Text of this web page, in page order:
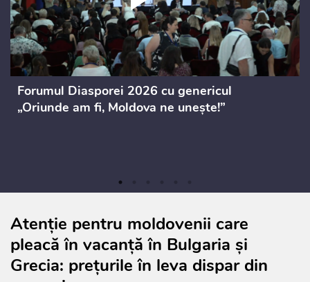
Forumul Diasporei 2026 cu genericul
„Oriunde am fi, Moldova ne unește!”
Atenție pentru moldovenii care
pleacă în vacanță în Bulgaria și
Grecia: prețurile în leva dispar din